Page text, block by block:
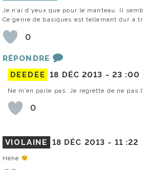
Je n’ai d’yeux que pour le manteau. Il
Ce genre de basiques est tellement dur à
0
RÉPONDRE
DEEDEE 18 DÉC 2013 - 23 :00
Ne m’en parle pas. Je regrette de ne pas
0
VIOLAINE 18 DÉC 2013 - 11 :22
Héhé